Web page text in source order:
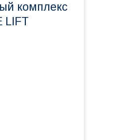
комплекс
LIFT